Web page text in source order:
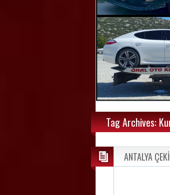
Tag Archives:
ANTALYA